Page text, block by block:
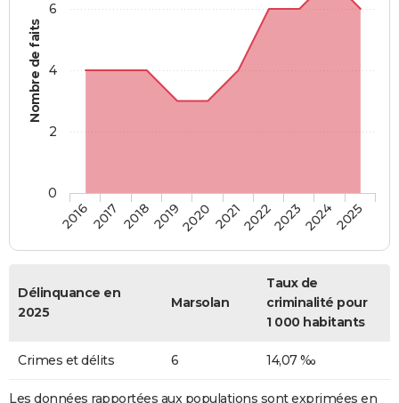
Nombre de faits
20162017 20182019202020212022202320242025
0
2
4
6
Délinquance en
2025
Marsolan
Taux de
criminalité pour
1 000 habitants
Crimes et délits 6 14,07 ‰
Les données rapportées aux populations sont exprimées en